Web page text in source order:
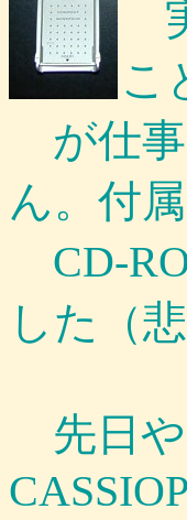
こ
が仕事
ん。付
CD-
した（悲
先日や